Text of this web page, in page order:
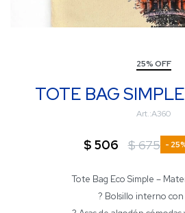
25% OFF
TOTE BAG
A360
$ 506 $675 25
Tote Bag Eco Simple –
? Bolsillo interno